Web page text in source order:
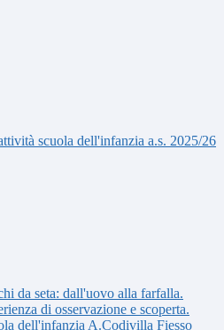
scuola dell'infanzia a.s. 2025/26
da seta: dall'uovo alla farfalla.
di osservazione e scoperta.
dell'infanzia A.Codivilla Fiesso